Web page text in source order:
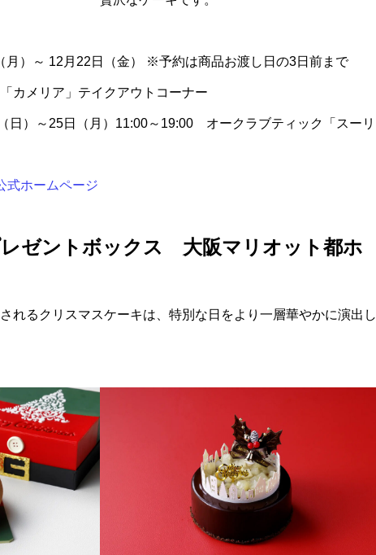
月）～ 12月22日（金） ※予約は商品お渡し日の3日前まで
カメリア」テイクアウトコーナー
日）～25日（月）11:00～19:00 オークラブティック「スーリ
式ホームページ
ゼントボックス 大阪マリオット都ホ
れるクリスマスケーキは、特別な日をより一層華やかに演出し